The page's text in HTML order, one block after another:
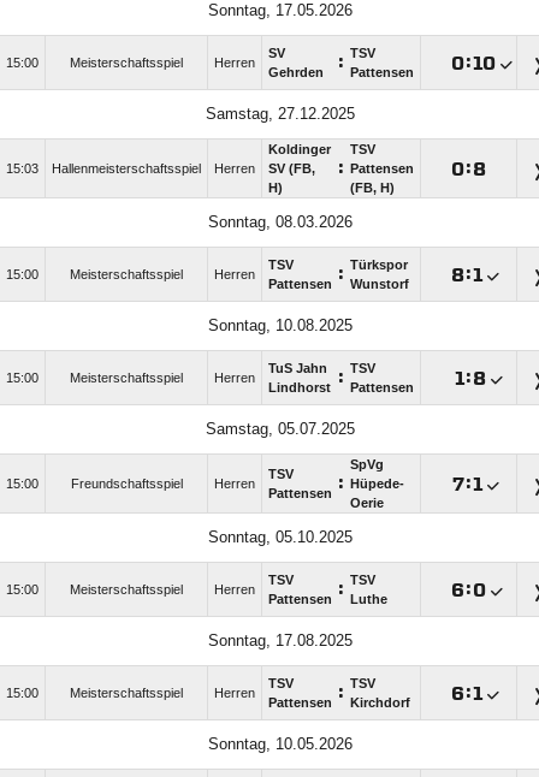
Sonntag, 17.05.2026
15:00 Meisterschaftsspiel Herren
SV
Gehrden
: TSV
Pattensen
:
Samstag, 27.12.2025
15:03 Hallenmeisterschaftsspiel Herren
Koldinger
SV (FB,
H)
:
TSV
Pattensen
(FB, H)
:
Sonntag, 08.03.2026
15:00 Meisterschaftsspiel Herren
TSV
Pattensen : Türkspor
Wunstorf
:
Sonntag, 10.08.2025
15:00 Meisterschaftsspiel Herren
TuS Jahn
Lindhorst : TSV
Pattensen
:
Samstag, 05.07.2025
15:00 Freundschaftsspiel Herren
TSV
Pattensen :
SpVg
Hüpede-
Oerie
:
Sonntag, 05.10.2025
15:00 Meisterschaftsspiel Herren
TSV
Pattensen : TSV
Luthe
:
Sonntag, 17.08.2025
15:00 Meisterschaftsspiel Herren
TSV
Pattensen : TSV
Kirchdorf
:
Sonntag, 10.05.2026